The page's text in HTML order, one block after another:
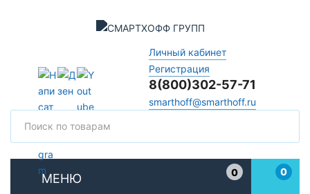
Личный кабинет
Регистрация
8(800)302-57-71
smarthoff@smarthoff.ru
МЕНЮ
0
0